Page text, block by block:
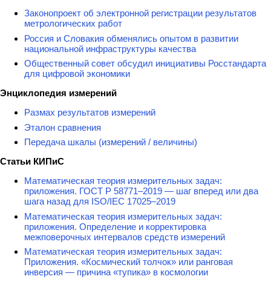
Законопроект об электронной регистрации результатов
метрологических работ
Россия и Словакия обменялись опытом в развитии
национальной инфраструктуры качества
Общественный совет обсудил инициативы Росстандарта
для цифровой экономики
Энциклопедия измерений
Размах результатов измерений
Эталон сравнения
Передача шкалы (измерений / величины)
Статьи КИПиС
Математическая теория измерительных задач:
приложения. ГОСТ Р 58771–2019 — шаг вперед или два
шага назад для ISO/IEC 17025–2019
Математическая теория измерительных задач:
приложения. Определение и корректировка
межповерочных интервалов средств измерений
Математическая теория измерительных задач:
Приложения. «Космический толчок» или ранговая
инверсия — причина «тупика» в космологии